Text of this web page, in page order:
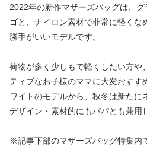
2022年の新作マザーズバッグは、
ゴと、ナイロン素材で非常に軽くな
勝手がいいモデルです。
荷物が多く少しもで軽くしたい方や
ティブなお子様のママに大変おすす
ワイトのモデルから、秋冬は新たに
デザイン・素材的にもパパとも兼用
※記事下部のマザーズバッグ特集内